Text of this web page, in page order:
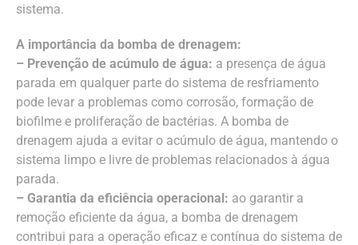
sistema.
A importância da bomba de drenagem:
– Prevenção de acúmulo de água: a presença de água
parada em qualquer parte do sistema de resfriamento
pode levar a problemas como corrosão, formação de
biofilme e proliferação de bactérias. A bomba de
drenagem ajuda a evitar o acúmulo de água, mantendo o
sistema limpo e livre de problemas relacionados à água
parada.
– Garantia da eficiência operacional: ao garantir a
remoção eficiente da água, a bomba de drenagem
contribui para a operação eficaz e contínua do sistema de